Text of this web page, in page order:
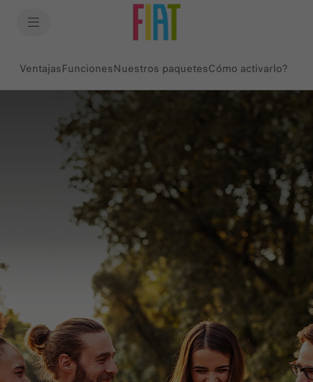
VentajasFuncionesNuestros paquetesCómo activarlo?